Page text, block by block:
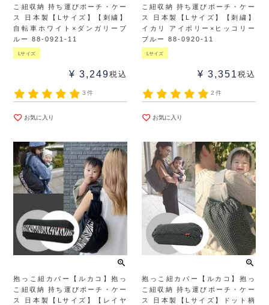
こ紐収納 持ち運びポーチ・ケー
ス 日本製【Lサイズ】【刺繍】
自転車ホワイト×ダンガリーブ
ルー 88-0921-11
Lサイズ
¥ 3,249税込
3件
お気に入り
こ紐収納 持ち運びポーチ・ケー
ス 日本製【Lサイズ】【刺繍】
イカリ アイボリー×ヒッコリー
ブルー 88-0920-11
Lサイズ
¥ 3,351 税込
2件
お気に入り
抱っこ紐カバー【ルカコ】抱っ
こ紐収納 持ち運びポーチ・ケー
ス 日本製【Lサイズ】【レイヤ
抱っこ紐カバー【ルカコ】抱っ
こ紐収納 持ち運びポーチ・ケー
ス 日本製【Lサイズ】ドット柄